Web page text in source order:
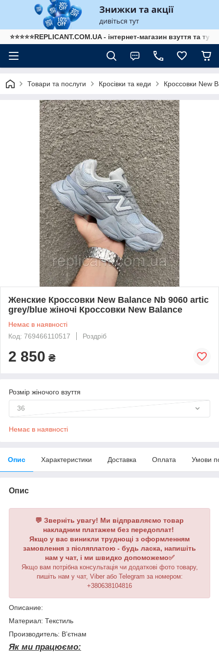
⭐⭐⭐⭐⭐REPLICANT.COM.UA - інтернет-магазин взуття та
Товари та послуги Кросівки та кеди Кроссовки New
Женские Кроссовки New Balance Nb 9060 artic
grey/blue жіночі Кроссовки New Balance
Немає в наявності
Код: 769466110517
Роздріб
2 850 ₴
Розмір жіночого взуття
36
Немає в наявності
Опис Характеристики Доставка Оплата Умови
Опис
💬 Зверніть увагу! Ми відправляємо товар
накладним платажем без передоплат!
Якщо у вас виникли труднощі з оформленням
замовлення з післяплатою - будь ласка, напишіть
нам у чат, і ми швидко допоможемо✅
Якщо вам потрібна консультація чи додаткові фото товару,
пишіть нам у чат, Viber або Telegram за номером:
+380638104816
Описание:
Материал: Текстиль
Производитель: Вʼєтнам
Як ми працюємо: